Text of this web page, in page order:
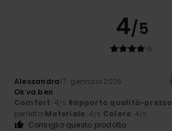
4/5
Alessandra17. gennaio 2026
Ok va ben
Comfort: 4/5 Rapporto qualità-prezzo
perfetta Materiale: 4/5 Colore: 4/5
Consiglio questo prodotto